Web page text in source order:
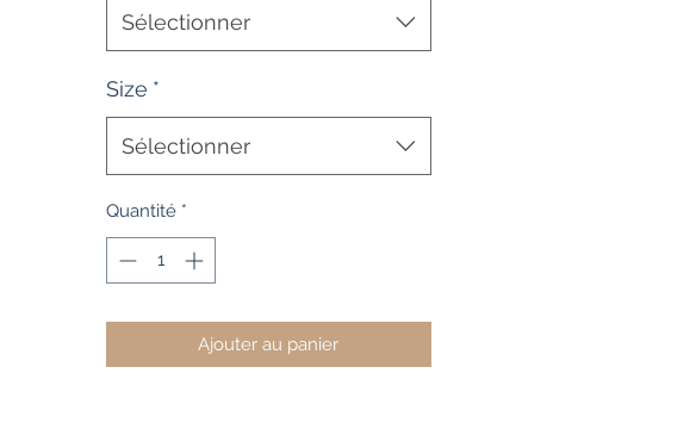
Sélectionner
Size *
Sélectionner
Quantité *
Ajouter au panier